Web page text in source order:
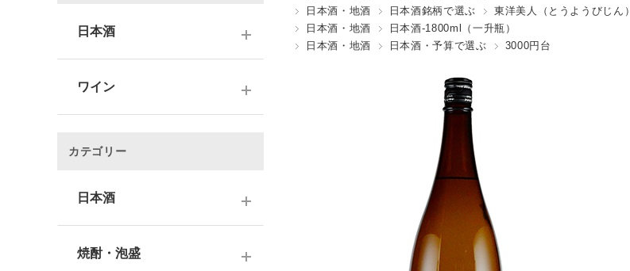
日本酒・地酒
日本酒銘柄で選ぶ
東洋美人（とうようびじん）
日本酒・地酒
日本酒-1800ml（一升瓶）
日本酒・地酒
日本酒・予算で選ぶ 3000円台
日本酒
10,001円～
ワイン
2,001～3,000円
3,001～5,000円
5,001～10,000円
カテゴリー
日本酒
焼酎・泡盛